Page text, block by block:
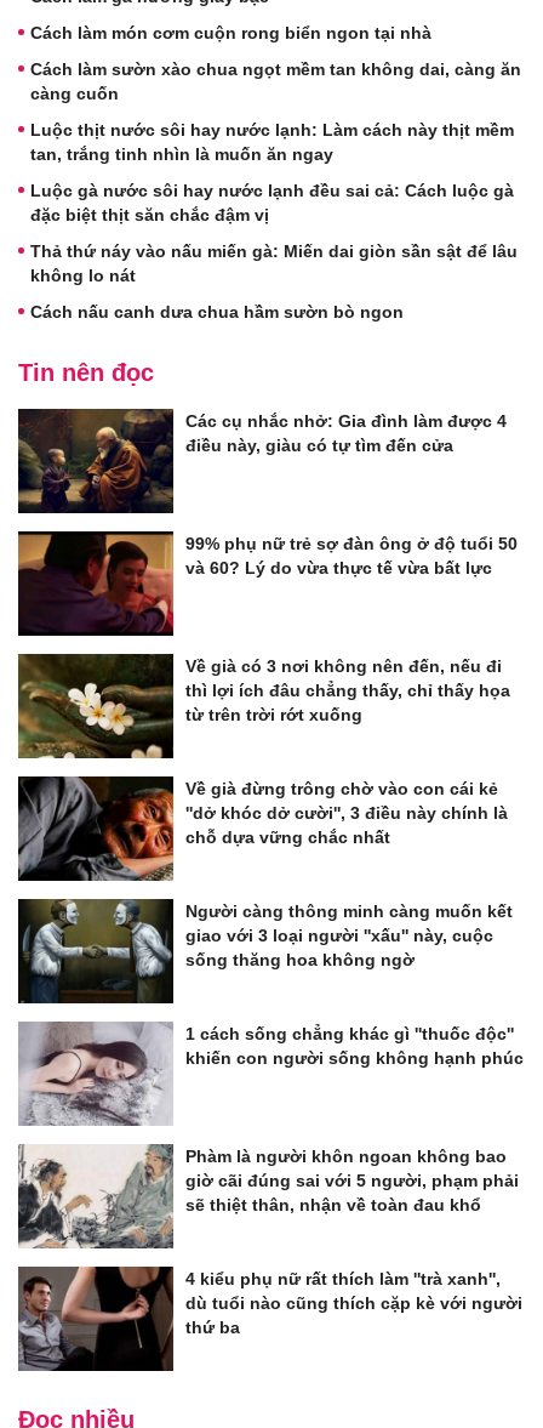
Cách làm món cơm cuộn rong biển ngon tại nhà
Cách làm sườn xào chua ngọt mềm tan không dai, càng ăn
càng cuốn
Luộc thịt nước sôi hay nước lạnh: Làm cách này thịt mềm
tan, trắng tinh nhìn là muốn ăn ngay
Luộc gà nước sôi hay nước lạnh đều sai cả: Cách luộc gà
đặc biệt thịt săn chắc đậm vị
Thả thứ náy vào nấu miến gà: Miến dai giòn sần sật để lâu
không lo nát
Cách nấu canh dưa chua hầm sườn bò ngon
Tin nên đọc
Các cụ nhắc nhở: Gia đình làm được 4
điều này, giàu có tự tìm đến cửa
99% phụ nữ trẻ sợ đàn ông ở độ tuổi 50
và 60? Lý do vừa thực tế vừa bất lực
Về già có 3 nơi không nên đến, nếu đi
thì lợi ích đâu chẳng thấy, chỉ thấy họa
từ trên trời rớt xuống
Về già đừng trông chờ vào con cái kẻ
''dở khóc dở cười'', 3 điều này chính là
chỗ dựa vững chắc nhất
Người càng thông minh càng muốn kết
giao với 3 loại người ''xấu'' này, cuộc
sống thăng hoa không ngờ
1 cách sống chẳng khác gì ''thuốc độc''
khiến con người sống không hạnh phúc
Phàm là người khôn ngoan không bao
giờ cãi đúng sai với 5 người, phạm phải
sẽ thiệt thân, nhận về toàn đau khổ
4 kiểu phụ nữ rất thích làm ''trà xanh'',
dù tuổi nào cũng thích cặp kè với người
thứ ba
Đọc nhiều